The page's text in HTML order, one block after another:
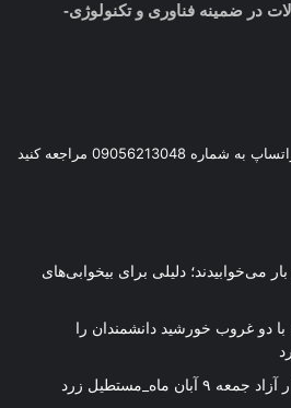
در ضمینه فناوری و تکنولوژی-
مراجعه کنید
می‌خوابیدند؛ دلیلی برای بیخوابی‌های
دو غروب خورشید دانشمندان را
ماه_مستطیل زرد